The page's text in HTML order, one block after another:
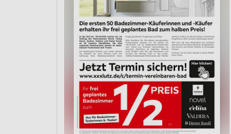
IAB-Besonderheiten:
Verwendung genauer Standortdaten
Geräte anhand von aktiv angeforderten
Nicht-IAB-Verarbeitungszwecke:
Performance